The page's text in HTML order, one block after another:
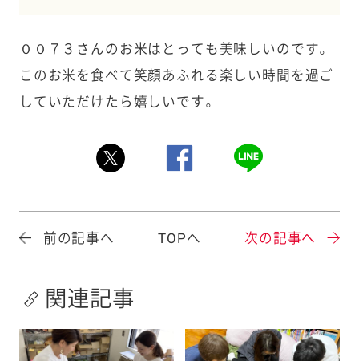
００７３さんのお米はとっても美味しいのです。
このお米を食べて笑顔あふれる楽しい時間を過ご
していただけたら嬉しいです。
前の記事へ TOPへ 次の記事へ
関連記事